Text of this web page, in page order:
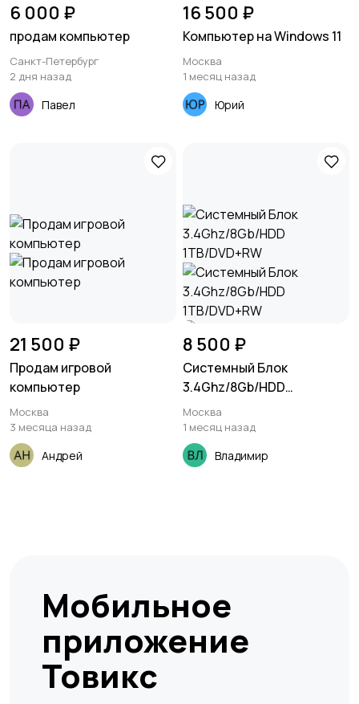
6 000 ₽
продам компьютер
Санкт-Петербург
2 дня назад
Павел
16 500 ₽
Компьютер на Windows 11
Москва
1 месяц назад
Юрий
21 500 ₽
Продам игровой
компьютер
Москва
3 месяца назад
Андрей
8 500 ₽
Системный Блок
3.4Ghz/8Gb/HDD
1TB/DVD+RW
Москва
1 месяц назад
Владимир
Мобильное
приложение
Товикс